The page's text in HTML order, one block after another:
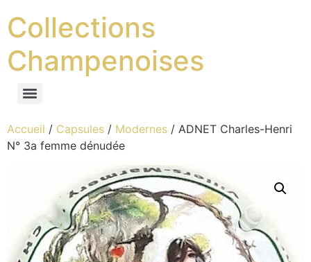
Collections
Champenoises
Accueil / Capsules / Modernes / ADNET Charles-Henri
N° 3a femme dénudée